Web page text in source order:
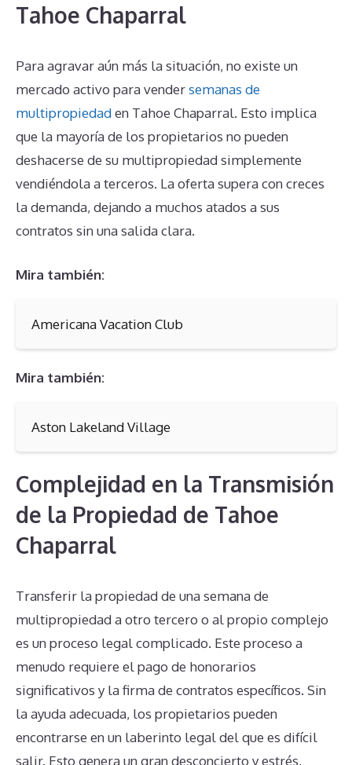
Tahoe Chaparral
Para agravar aún más la situación, no existe un
mercado activo para vendersemanas de
multipropiedaden Tahoe Chaparral. Esto implica
que la mayoría de los propietarios no pueden
deshacerse de su multipropiedad simplemente
vendiéndola a terceros. La oferta supera con creces
la demanda, dejando a muchos atados a sus
contratos sin una salida clara.
Mira también:
Americana Vacation Club
Mira también:
Aston Lakeland Village
Complejidad en la Transmisión
de la Propiedad de Tahoe
Chaparral
Transferir la propiedad de una semana de
multipropiedad a otro tercero o al propio complejo
es un proceso legal complicado. Este proceso a
menudo requiere el pago de honorarios
significativos y la firma de contratos específicos. Sin
la ayuda adecuada, los propietarios pueden
encontrarse en un laberinto legal del que es difícil
salir. Esto genera un gran desconcierto y estrés,